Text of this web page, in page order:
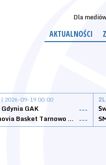
Dla
AKTUALNOŚCI
| 2026-09-19 00:00
GAK
---
Tarnovia Basket Tarnowo Podgórne ---